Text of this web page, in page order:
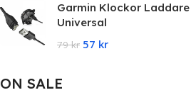
Garmin Klockor
Universal
79kr 57 kr
ON SALE